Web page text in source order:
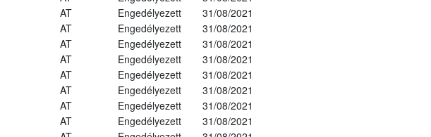
AT Engedélyezett
31/08/2021
AT Engedélyezett
31/08/2021
AT Engedélyezett
31/08/2021
AT Engedélyezett
31/08/2021
AT Engedélyezett
31/08/2021
AT Engedélyezett
31/08/2021
AT Engedélyezett
31/08/2021
AT Engedélyezett
31/08/2021